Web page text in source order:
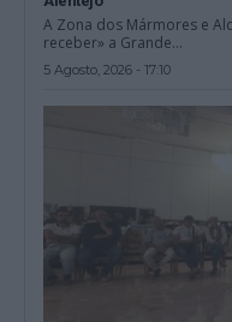
A Zona dos Mármores e
receber» a Grande...
5 Agosto, 2026 - 17:10